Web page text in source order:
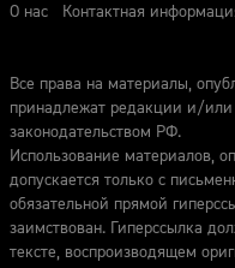
О нас
Контактная
Все права на материалы,
принадлежат редакции и/или
законодательством РФ.
Использование материалов,
допускается только с
обязательной прямой
заимствован. Гиперссылка
тексте, воспроизводящем